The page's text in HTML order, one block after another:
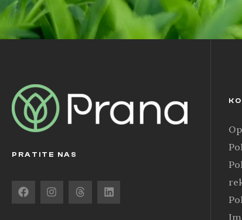
PRATITE NAS